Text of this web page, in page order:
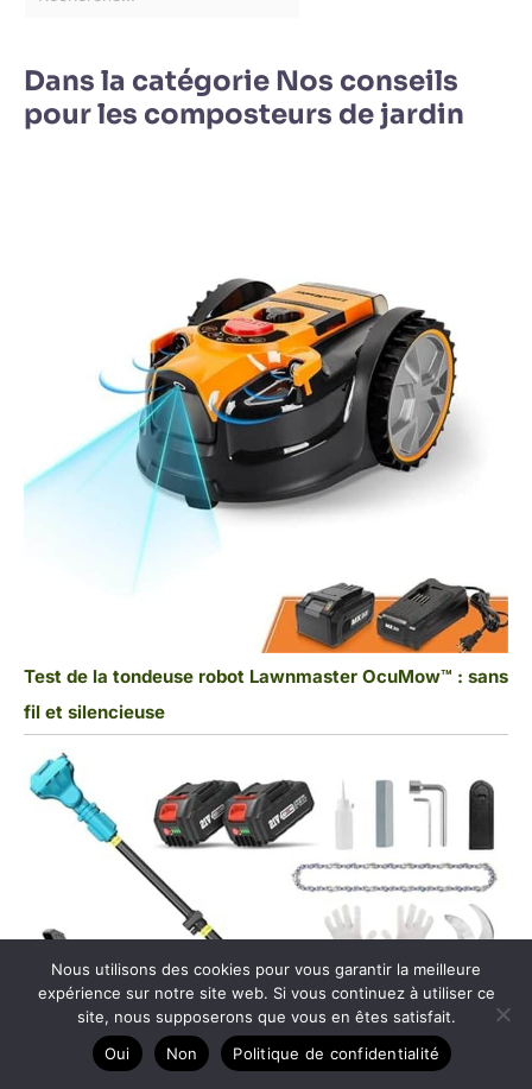
Dans la catégorie Nos conseils
pour les composteurs de jardin
Test de la tondeuse robot Lawnmaster OcuMow™ : sans
fil et silencieuse
Nous utilisons des cookies pour vous garantir la meilleure
expérience sur notre site web. Si vous continuez à utiliser ce
site, nous supposerons que vous en êtes satisfait.
Oui
Non Politique de confidentialité